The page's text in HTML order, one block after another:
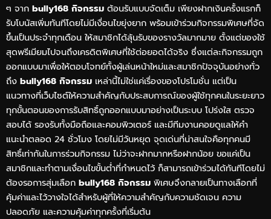
ๆ จาก bully168 กิจกรรม ต้อนรับแบบจัดเต็ม เพียงฝากเงินครั้งแรกก็
รับโบนัสเพิ่มทันทีโดยไม่มีเงื่อนไขยุ่งยาก พร้อมเข้าร่วมกิจกรรมพิเศษที่จัด
ขึ้นเป็นประจำทุกเดือน ให้สมาชิกได้ลุ้นรับของรางวัลมากมาย ตั้งแต่ของใช้
สุดพรีเมียมไปจนถึงเครดิตพิเศษที่ใช้ต่อยอดได้จริง ซึ่งแต่ละกิจกรรมถูก
ออกแบบมาเพื่อให้ตอบโจทย์ทั้งผู้เล่นหน้าใหม่และสมาชิกปัจจุบันอย่างทั่ว
ถึง bully168 กิจกรรม เหล่านี้ไม่ใช่แค่เรื่องของโปรโมชั่น แต่เป็น
แนวทางที่เว็บไซต์ให้ความสำคัญกับประสบการณ์ของผู้ใช้ทุกคนในระยะยาว
ทุกขั้นตอนของการรับสิทธิ์ถูกออกแบบมาอย่างเป็นระบบ โปร่งใส ตรวจ
สอบได้ รองรับทั้งมือถือและคอมพิวเตอร์ และมีทีมงานคอยดูแลให้คำ
แนะนำตลอด 24 ชั่วโมง โดยไม่มีวันหยุด จุดเด่นที่น่าสนใจคือทุกคนมี
สิทธิ์เท่ากันในการร่วมกิจกรรม ไม่ว่าจะฝากมากหรือฝากน้อย ขอแค่เป็น
สมาชิกและทำตามเงื่อนไขขั้นต่ำที่กำหนดไว้ ก็สามารถเข้าร่วมได้ทันทีโดยไม่
ต้องรอการสุ่มเลือก bully168 กิจกรรม พิเศษจึงกลายเป็นทางเลือกที่
คุ้มค่าและไว้วางใจได้สำหรับผู้ที่ให้ความสำคัญกับความชัดเจน ความ
ปลอดภัย และความคุ้มค่าทุกครั้งที่เริ่มต้น